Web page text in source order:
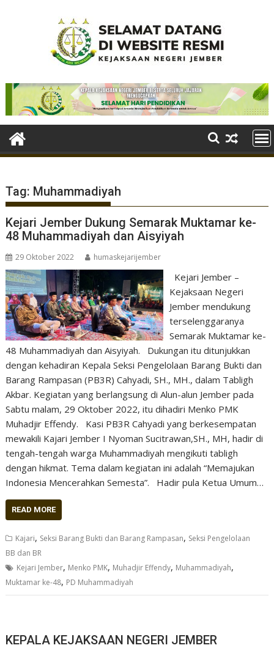
Tag: Muhammadiyah
Kejari Jember Dukung Semarak Muktamar ke-
48 Muhammadiyah dan Aisyiyah
29 Oktober 2022 humaskejarijember
Kejari Jember –
Kejaksaan Negeri
Jember mendukung
terselenggaranya
Semarak Muktamar ke-
48 Muhammadiyah dan Aisyiyah. Dukungan itu ditunjukkan
dengan kehadiran Kepala Seksi Pengelolaan Barang Bukti dan
Barang Rampasan (PB3R) Cahyadi, SH., MH., dalam Tabligh
Akbar. Kegiatan yang berlangsung di Alun-alun Jember pada
Sabtu malam, 29 Oktober 2022, itu dihadiri Menko PMK
Muhadjir Effendy. Kasi PB3R Cahyadi yang berkesempatan
mewakili Kajari Jember I Nyoman Sucitrawan,SH., MH, hadir di
tengah-tengah warga Muhammadiyah mengikuti tabligh
dengan hikmat. Tema dalam kegiatan ini adalah “Memajukan
Indonesia Mencerahkan Semesta”. Hadir pula Ketua Umum…
READ MORE
Kajari, Seksi Barang Bukti dan Barang Rampasan, Seksi Pengelolaan
BB dan BR
Kejari Jember, Menko PMK, Muhadjir Effendy, Muhammadiyah,
Muktamar ke-48, PD Muhammadiyah
KEPALA KEJAKSAAN NEGERI JEMBER